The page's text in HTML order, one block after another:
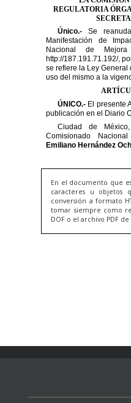
En el documento que
caracteres u objetos
conversión a formato
tomar siempre como
DOF o el archivo PDF